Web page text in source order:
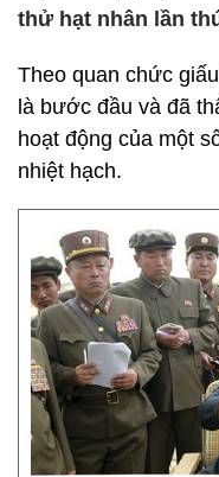
thử hạt nhân lần
Theo quan chức
là bước đầu và đã
hoạt động của một
nhiệt hạch.